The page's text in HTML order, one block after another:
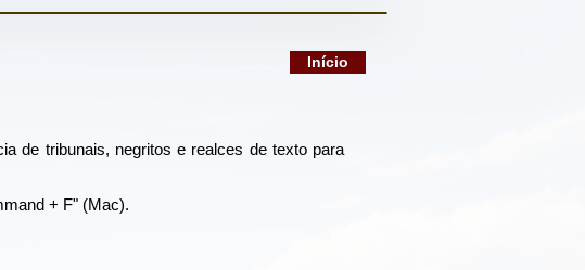
Início
de tribunais, negritos e realces de texto para
+ F" (Mac).